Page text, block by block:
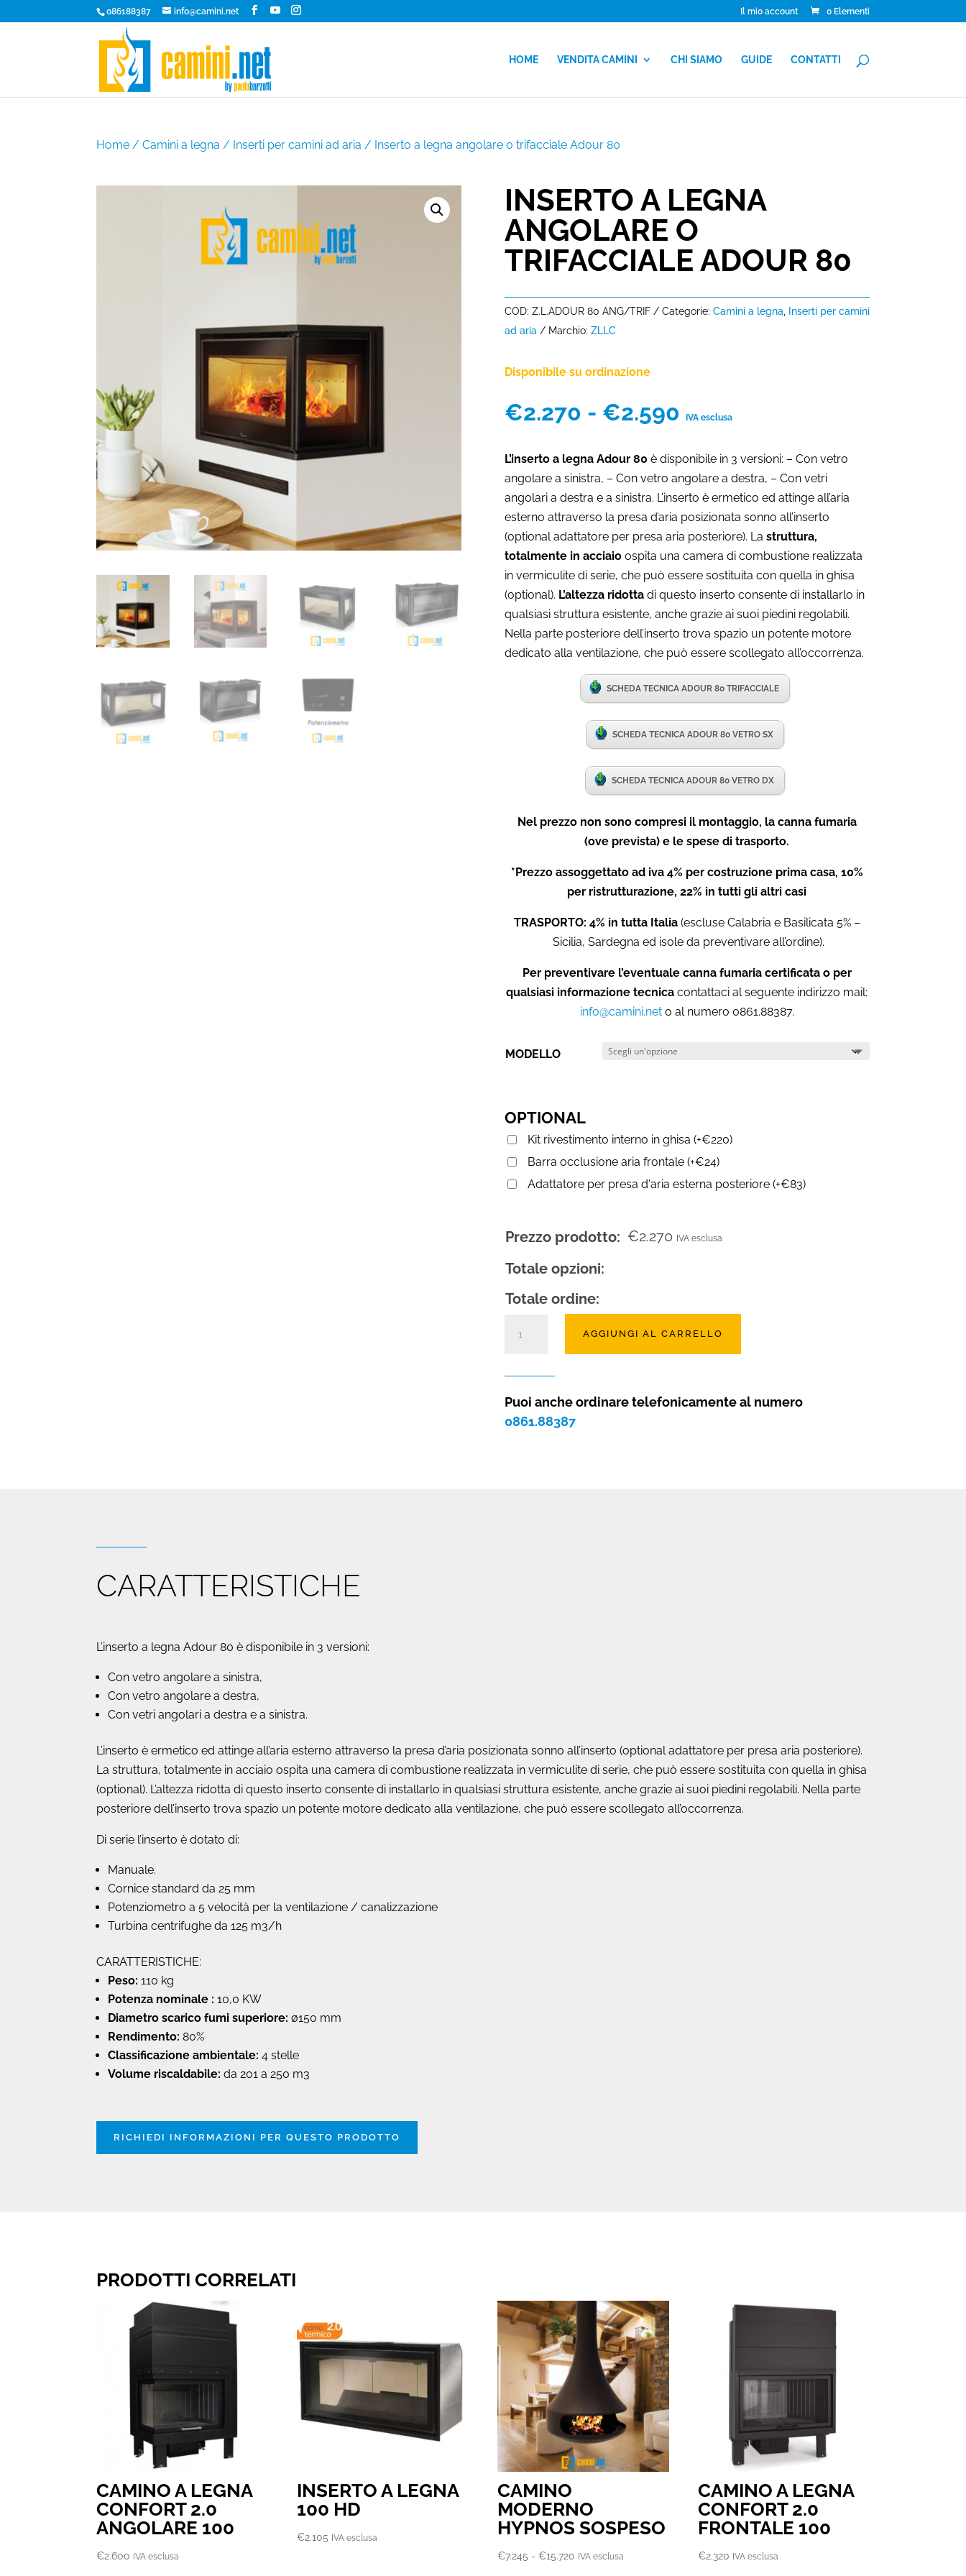
086188387 info@camini.net Il mio account 0 Elementi
HOME VENDITA CAMINI CHI SIAMO GUIDE CONTATTI
Home /Camini a legna / Inserti per camini ad aria / Inserto a legna angolare o trifacciale Adour 80
INSERTO A LEGNA
ANGOLARE O
TRIFACCIALE ADOUR 80
COD: Z.L.ADOUR 80 ANG/TRIF Categorie: Camini a legna
Inserti per camini
ad aria
Marchio: ZLLC
Disponibile su ordinazione
€2.270 - €2.590 Fascia
prezzo:
da
€2.270
a
€2.590
IVA esclusa
L’inserto a legna Adour 80 è disponibile in 3 versioni: – Con vetro
angolare a sinistra, – Con vetro angolare a destra, – Con vetri
angolari a destra e a sinistra. L’inserto è ermetico ed attinge all’aria
esterno attraverso la presa d’aria posizionata sonno all’inserto
(optional adattatore per presa aria posteriore). La struttura,
totalmente in acciaioospita una camera di combustione realizzata
in vermiculite di serie, che può essere sostituita con quella in ghisa
(optional). L’altezza ridottadi questo inserto consente di installarlo in
qualsiasi struttura esistente, anche grazie ai suoi piedini regolabili.
Nella parte posteriore dell’inserto trova spazio un potente motore
dedicato alla ventilazione, che può essere scollegato all’occorrenza.
SCHEDA TECNICA ADOUR 80 TRIFACCIALE
SCHEDA TECNICA ADOUR 80 VETRO SX
SCHEDA TECNICA ADOUR 80 VETRO DX
Nel prezzo non sono compresi il montaggio, la canna fumaria
(ove prevista) e le spese di trasporto.
*Prezzo assoggettato ad iva 4% per costruzione prima casa, 10%
per ristrutturazione, 22% in tutti gli altri casi
TRASPORTO: 4% in tutta Italia (escluse Calabria e Basilicata 5% –
Sicilia, Sardegna ed isole da preventivare all’ordine).
Per preventivare l’eventuale canna fumaria certificata o per
qualsiasi informazione tecnica contattaci al seguente indirizzo mail:
info@camini.neto al numero 0861.88387.
MODELLO
OPTIONAL
Kit rivestimento interno in ghisa (+€220)
Barra occlusione aria frontale (+€24)
Adattatore per presa d'aria esterna posteriore (+€83)
Prezzo prodotto: €2.270 IVA esclusa
Totale opzioni:
Totale ordine:
o
trifacciale
AGGIUNGI AL CARRELLO
Puoi anche ordinare telefonicamente al numero
0861.88387
CARATTERISTICHE
L’inserto a legna Adour 80 è disponibile in 3 versioni:
Con vetro angolare a sinistra,
Con vetro angolare a destra,
Con vetri angolari a destra e a sinistra.
L’inserto è ermetico ed attinge all’aria esterno attraverso la presa d’aria posizionata sonno all’inserto (optional adattatore per presa aria posteriore).
La struttura, totalmente in acciaio ospita una camera di combustione realizzata in vermiculite di serie, che può essere sostituita con quella in ghisa
(optional). L’altezza ridotta di questo inserto consente di installarlo in qualsiasi struttura esistente, anche grazie ai suoi piedini regolabili. Nella parte
posteriore dell’inserto trova spazio un potente motore dedicato alla ventilazione, che può essere scollegato all’occorrenza.
Di serie l’inserto è dotato di:
Manuale.
Cornice standard da 25 mm
Potenziometro a 5 velocità per la ventilazione / canalizzazione
Turbina centrifughe da 125 m3/h
CARATTERISTICHE:
Peso: 110 kg
Potenza nominale : 10,0 KW
Diametro scarico fumi superiore: ø150 mm
Rendimento: 80%
Classificazione ambientale: 4 stelle
Volume riscaldabile: da 201 a 250 m3
RICHIEDI INFORMAZIONI PER QUESTO PRODOTTO
PRODOTTI CORRELATI
CAMINO A LEGNA
CONFORT 2.0
ANGOLARE 100
€2.600 IVA esclusa
INSERTO A LEGNA
100 HD
€2.105 IVA esclusa
CAMINO
MODERNO
HYPNOS SOSPESO
€7.245 - €15.720 Fascia
IVA esclusa
CAMINO A LEGNA
CONFORT 2.0
FRONTALE 100
€2.320 IVA esclusa